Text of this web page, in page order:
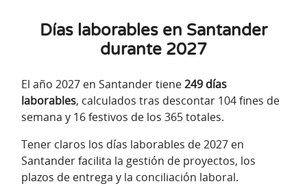
Días laborables en Santander
durante 2027
El año 2027 en Santander tiene249 días
laborables, calculados tras descontar 104 fines de
semana y 16 festivos de los 365 totales.
Tener claros los días laborables de 2027 en
Santander facilita la gestión de proyectos, los
plazos de entrega y la conciliación laboral.